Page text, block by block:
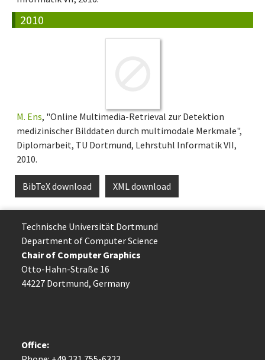
2010
M. Ens, "Online Multimedia-Retrieval zur Detektion
medizinischer Bilddaten durch multimodale Merkmale",
Diplomarbeit, TU Dortmund, Lehrstuhl Informatik VII,
2010.
BibTeX download XML download
Technische Uni­ver­si­tät Dort­mund
Department of Computer Science
Chair of Computer Graphics
Otto-Hahn-Straße 16
44227 Dort­mund, Germany
Office: